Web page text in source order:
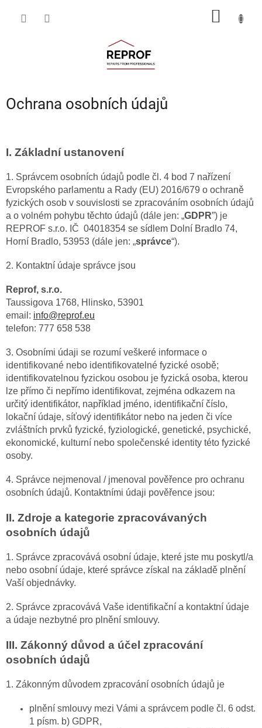
Ochrana osobních údajů
I. Základní ustanovení
1. Správcem osobních údajů podle čl. 4 bod 7 nařízení
Evropského parlamentu a Rady (EU) 2016/679 o ochraně
fyzických osob v souvislosti se zpracováním osobních údajů
a o volném pohybu těchto údajů (dále jen: „GDPR”) je
REPROF s.r.o. IČ 04018354 se sídlem Dolní Bradlo 74,
Horní Bradlo, 53953 (dále jen: „správce“).
2. Kontaktní údaje správce jsou
Reprof, s.r.o.
Taussigova 1768, Hlinsko, 53901
email: info@reprof.eu
telefon: 777 658 538
3. Osobními údaji se rozumí veškeré informace o
identifikované nebo identifikovatelné fyzické osobě;
identifikovatelnou fyzickou osobou je fyzická osoba, kterou
lze přímo či nepřímo identifikovat, zejména odkazem na
určitý identifikátor, například jméno, identifikační číslo,
lokační údaje, síťový identifikátor nebo na jeden či více
zvláštních prvků fyzické, fyziologické, genetické, psychické,
ekonomické, kulturní nebo společenské identity této fyzické
osoby.
4. Správce nejmenoval / jmenoval pověřence pro ochranu
osobních údajů. Kontaktními údaji pověřence jsou:
II. Zdroje a kategorie zpracovávaných
osobních údajů
1. Správce zpracovává osobní údaje, které jste mu poskytl/a
nebo osobní údaje, které správce získal na základě plnění
Vaší objednávky.
2. Správce zpracovává Vaše identifikační a kontaktní údaje
a údaje nezbytné pro plnění smlouvy.
III. Zákonný důvod a účel zpracování
osobních údajů
1. Zákonným důvodem zpracování osobních údajů je
plnění smlouvy mezi Vámi a správcem podle čl. 6 odst.
1 písm. b) GDPR,